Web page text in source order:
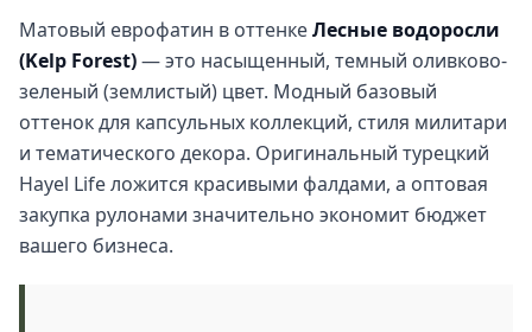
Матовый еврофатин в оттенкеЛесные водоросли
(Kelp Forest)— это насыщенный, темный оливково-
зеленый (землистый) цвет. Модный базовый
оттенок для капсульных коллекций, стиля милитари
и тематического декора. Оригинальный турецкий
Hayel Life ложится красивыми фалдами, а оптовая
закупка рулонами значительно экономит бюджет
вашего бизнеса.